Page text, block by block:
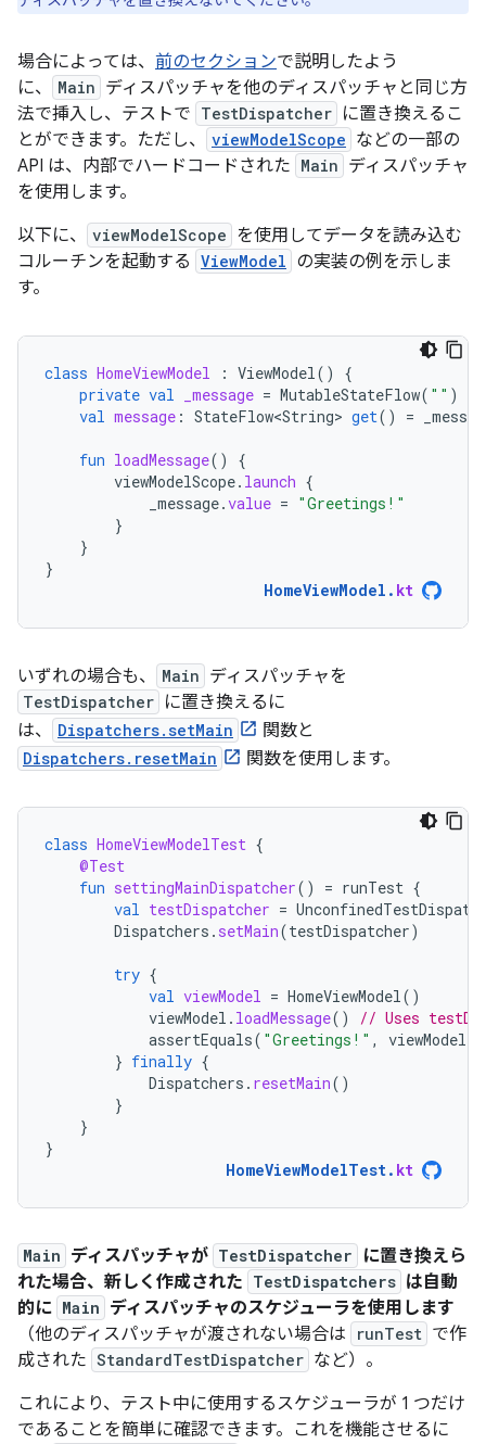
場合によっては、 前のセクションで説明したよう
に、
Main ディスパッチャを他のディスパッチャと同じ方
法で挿入し、テストで TestDispatcher に置き換えるこ
とができます。ただし、
viewModelScope などの一部の
API は、内部でハードコードされた Main ディスパッチャ
を使用します。
以下に、
viewModelScope を使用してデータを読み込む
コルーチンを起動する ViewModel の実装の例を示しま
す。
class HomeViewModel : ViewModel()
{
private val _message = MutableStateFlow( "" )
val message : StateFlow<String> get() =
fun loadMessage()
{
viewModelScope. launch {
_message.value = "Greetings!"
}
}
}
HomeViewModel . kt
いずれの場合も、 Main ディスパッチャを
TestDispatcher に置き換えるに
は、
Dispatchers.setMain 関数と
Dispatchers.resetMain 関数を使用します。
class HomeViewModelTest {
@Test
fun settingMainDispatcher() = runTest {
val testDispatcher =
Dispatchers . setMain(testDispatcher)
try {
val viewModel = HomeViewModel()
viewModel . loadMessage()
// Uses
assertEquals( "Greetings!" , viewModel
} finally {
Dispatchers . resetMain()
}
}
}
HomeViewModelTest. kt
Main ディスパッチャが TestDispatcher
に置き換えら
れた場合、新しく作成された TestDispatchers は自動
的に Main ディスパッチャのスケジューラを使用します
（他のディスパッチャが渡されない場合は
runTest で作
成された StandardTestDispatcher など）。
これにより、テスト中に使用するスケジューラが 1 つだけ
であることを簡単に確認できます。これを機能させるに